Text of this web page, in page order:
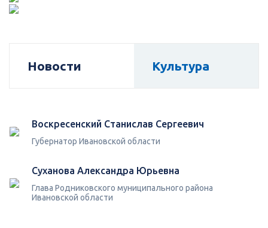
Новости Культура
Воскресенский Станислав Сергеевич
Губернатор Ивановской области
Суханова Александра Юрьевна
Глава Родниковского муниципального района
Ивановской области